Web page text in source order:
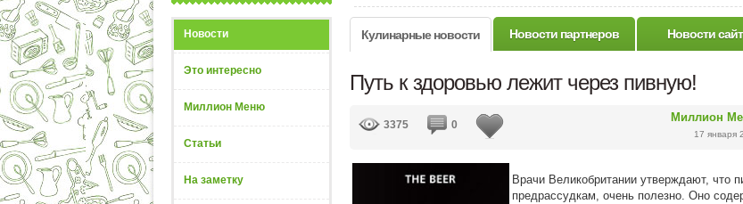
Новости
Это интересно
Миллион Меню
Статьи
На заметку
Кулинарные новости Новости партнеров Новости
Путь к здоровью лежит через пивную!
Миллион
17 января
3375 0
Врачи Великобритании утверждают, что
предрассудкам, очень полезно. Оно